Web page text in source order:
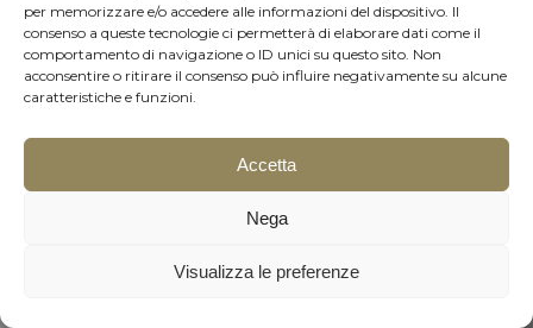
per memorizzare e/o accedere alle informazioni del dispositivo. Il
consenso a queste tecnologie ci permetterà di elaborare dati come il
comportamento di navigazione o ID unici su questo sito. Non
acconsentire o ritirare il consenso può influire negativamente su alcune
caratteristiche e funzioni.
Accetta
Nega
Visualizza le preferenze